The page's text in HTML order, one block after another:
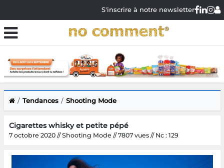
S'inscrire à notre newsletter
Tendances Shooting Mode
Cigarettes whisky et petite pépé
7 octobre 2020 // Shooting Mode // 7807 vues // Nc : 129